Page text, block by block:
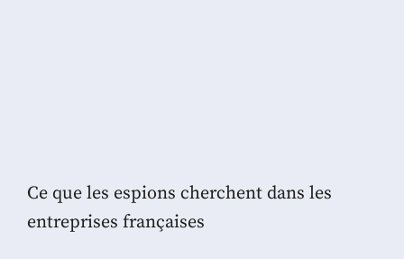
Ce que les espions cherchent dans les
entreprises françaises